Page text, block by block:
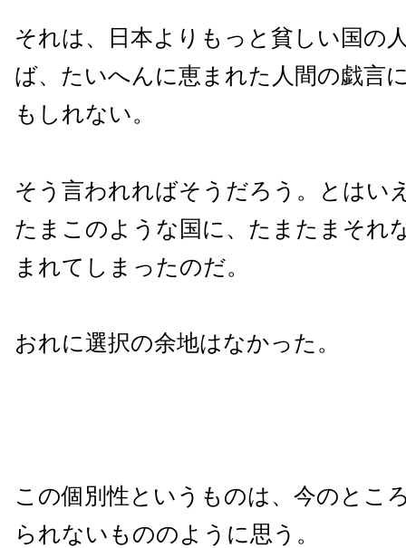
それは、日本よりもっと貧しい国の
ば、たいへんに恵まれた人間の戯言
もしれない。
そう言われればそうだろう。とはい
たまこのような国に、たまたまそれ
まれてしまったのだ。
おれに選択の余地はなかった。
この個別性というものは、今のとこ
られないもののように思う。